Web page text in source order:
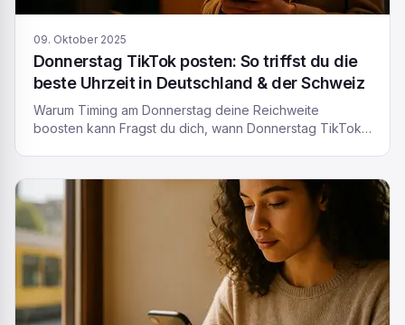
09. Oktober 2025
Donnerstag TikTok posten: So triffst du die
beste Uhrzeit in Deutschland & der Schweiz
Warum Timing am Donnerstag deine Reichweite
boosten kann Fragst du dich, wann Donnerstag TikTok
Engagement einsammelt oder im Feed untergeht. Der
Algorithmus liebt Clips, die in den ersten Minuten Likes,
Kommentare und Wiedergaben bekommen. Postest du
dann, wenn deine […]